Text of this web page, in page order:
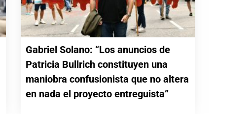
Gabriel Solano: “Los anuncios de
Patricia Bullrich constituyen una
maniobra confusionista que no altera
en nada el proyecto entreguista”